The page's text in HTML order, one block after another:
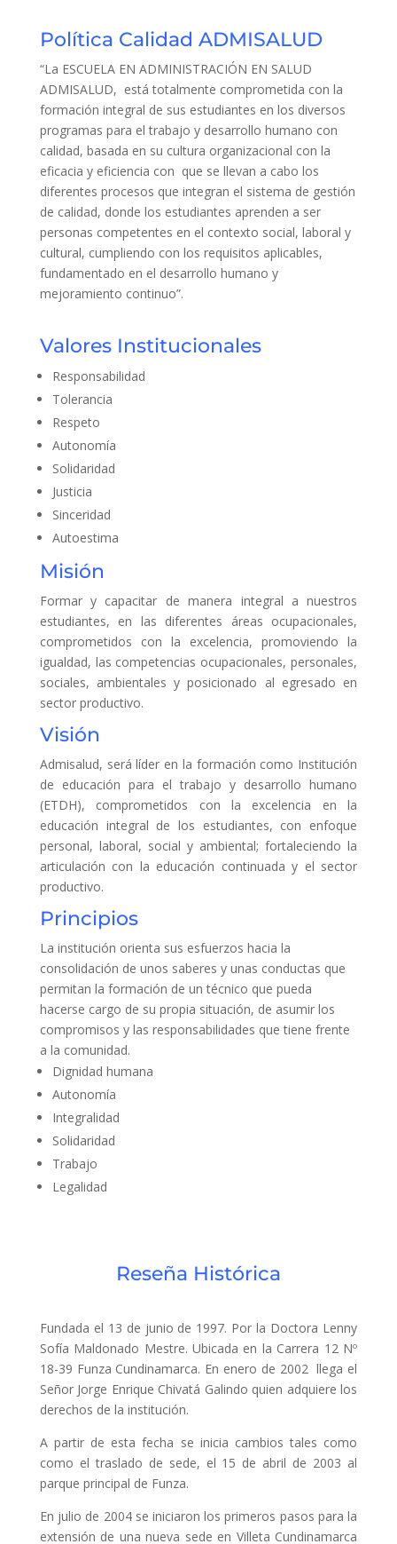
Política Calidad ADMISALUD
“La ESCUELA EN ADMINISTRACIÓN EN SALUD
ADMISALUD, está totalmente comprometida con la
formación integral de sus estudiantes en los diversos
programas para el trabajo y desarrollo humano con
calidad, basada en su cultura organizacional con la
eficacia y eficiencia con que se llevan a cabo los
diferentes procesos que integran el sistema de gestión
de calidad, donde los estudiantes aprenden a ser
personas competentes en el contexto social, laboral y
cultural, cumpliendo con los requisitos aplicables,
fundamentado en el desarrollo humano y
mejoramiento continuo”.
Valores Institucionales
Responsabilidad
Tolerancia
Respeto
Autonomía
Solidaridad
Justicia
Sinceridad
Autoestima
Misión
Formar y capacitar de manera integral a nuestros
estudiantes, en las diferentes áreas ocupacionales,
comprometidos con la excelencia, promoviendo la
igualdad, las competencias ocupacionales, personales,
sociales, ambientales y posicionado al egresado en
sector productivo.
Visión
Admisalud, será líder en la formación como Institución
de educación para el trabajo y desarrollo humano
(ETDH), comprometidos con la excelencia en la
educación integral de los estudiantes, con enfoque
personal, laboral, social y ambiental; fortaleciendo la
articulación con la educación continuada y el sector
productivo.
Principios
La institución orienta sus esfuerzos hacia la
consolidación de unos saberes y unas conductas que
permitan la formación de un técnico que pueda
hacerse cargo de su propia situación, de asumir los
compromisos y las responsabilidades que tiene frente
a la comunidad.
Dignidad humana
Autonomía
Integralidad
Solidaridad
Trabajo
Legalidad
Reseña Histórica
Fundada el 13 de junio de 1997. Por la Doctora Lenny
Sofía Maldonado Mestre. Ubicada en la Carrera 12 Nº
18-39 Funza Cundinamarca. En enero de 2002 llega el
Señor Jorge Enrique Chivatá Galindo quien adquiere los
derechos de la institución.
A partir de esta fecha se inicia cambios tales como
como el traslado de sede, el 15 de abril de 2003 al
parque principal de Funza.
En julio de 2004 se iniciaron los primeros pasos para la
extensión de una nueva sede en Villeta Cundinamarca